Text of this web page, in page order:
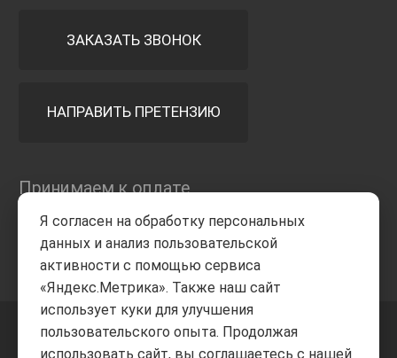
ЗАКАЗАТЬ ЗВОНОК
НАПРАВИТЬ ПРЕТЕНЗИЮ
Принимаем к оплате
+7 8332205-805 ВВЕРХ
Я согласен на обработку персональных
данных и анализ пользовательской
активности с помощью сервиса
«Яндекс.Метрика». Также наш сайт
использует куки для улучшения
пользовательского опыта. Продолжая
использовать сайт, вы соглашаетесь с нашей